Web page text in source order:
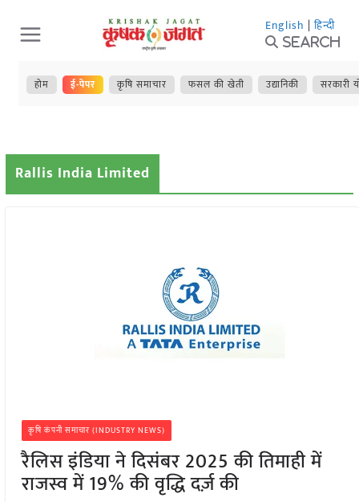
Skip
to
content
English | हिन्दी
Search
होम ई-पेपर कृषि समाचार फसल की खेती उद्यानिकी सरकारी
Rallis India Limited
कृषि कंपनी समाचार (INDUSTRY NEWS)
रैलिस इंडिया ने दिसंबर 2025 की तिमाही में
राजस्व में 19% की वृद्धि दर्ज़ की